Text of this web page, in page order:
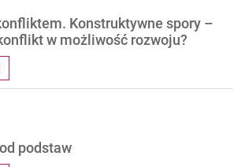
Konstruktywne spory –
w możliwość rozwoju?
podstaw